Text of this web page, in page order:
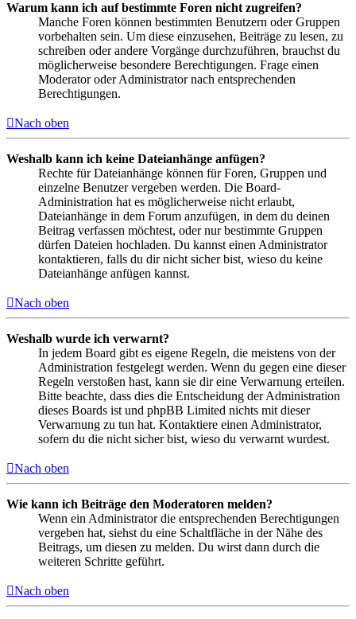
Warum kann ich auf bestimmte Foren nicht zugreifen?
Manche Foren können bestimmten Benutzern oder Gruppen
vorbehalten sein. Um diese einzusehen, Beiträge zu lesen, zu
schreiben oder andere Vorgänge durchzuführen, brauchst du
möglicherweise besondere Berechtigungen. Frage einen
Moderator oder Administrator nach entsprechenden
Berechtigungen.
Nach oben
Weshalb kann ich keine Dateianhänge anfügen?
Rechte für Dateianhänge können für Foren, Gruppen und
einzelne Benutzer vergeben werden. Die Board-
Administration hat es möglicherweise nicht erlaubt,
Dateianhänge in dem Forum anzufügen, in dem du deinen
Beitrag verfassen möchtest, oder nur bestimmte Gruppen
dürfen Dateien hochladen. Du kannst einen Administrator
kontaktieren, falls du dir nicht sicher bist, wieso du keine
Dateianhänge anfügen kannst.
Nach oben
Weshalb wurde ich verwarnt?
In jedem Board gibt es eigene Regeln, die meistens von der
Administration festgelegt werden. Wenn du gegen eine dieser
Regeln verstoßen hast, kann sie dir eine Verwarnung erteilen.
Bitte beachte, dass dies die Entscheidung der Administration
dieses Boards ist und phpBB Limited nichts mit dieser
Verwarnung zu tun hat. Kontaktiere einen Administrator,
sofern du die nicht sicher bist, wieso du verwarnt wurdest.
Nach oben
Wie kann ich Beiträge den Moderatoren melden?
Wenn ein Administrator die entsprechenden Berechtigungen
vergeben hat, siehst du eine Schaltfläche in der Nähe des
Beitrags, um diesen zu melden. Du wirst dann durch die
weiteren Schritte geführt.
Nach oben